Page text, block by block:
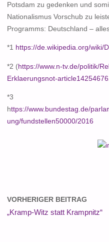
Potsdam zu gedenken und
Nationalismus Vorschub zu
Programms: Deutschland –
*1 https://de.wikipedia.org/wiki/
*2 (https://www.n-tv.de/politik/
Erklaerungsnot-
*3
https://www.bundestag.de/
ung/fundstellen50000/2016
VORHERIGER BEITRAG
„Kramp-Witz statt Krampnitz“